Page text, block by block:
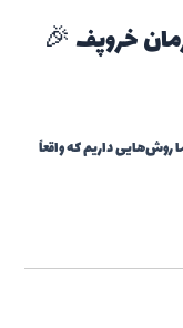
خروپف 🎉
روش‌هایی داریم که واقعاً